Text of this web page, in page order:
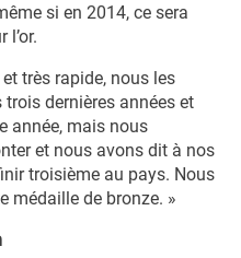
si en 2014, ce sera
très rapide, nous les
dernières années et
année, mais nous
et nous avons dit à nos
troisième au pays. Nous
médaille de bronze. »